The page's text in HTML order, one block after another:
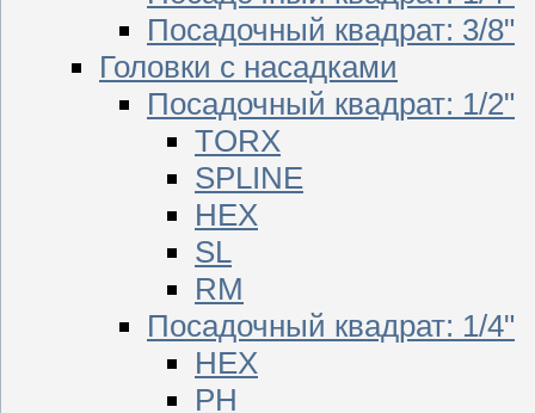
Посадочный квадрат: 3/8"
Головки с насадками
Посадочный квадрат: 1/2"
TORX
SPLINE
HEX
SL
RM
Посадочный квадрат: 1/4"
HEX
PH